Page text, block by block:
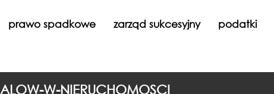
prawo spadkowe zarząd sukcesyjny podatki
W-NIERUCHOMOSCI